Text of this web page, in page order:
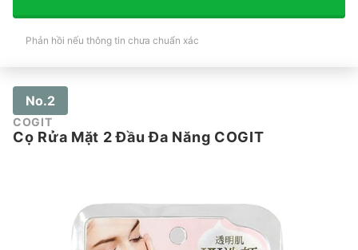
Phản hồi nếu thông tin chưa chuẩn xác
No.2
COGIT
Cọ Rửa Mặt 2 Đầu Đa Năng COGIT